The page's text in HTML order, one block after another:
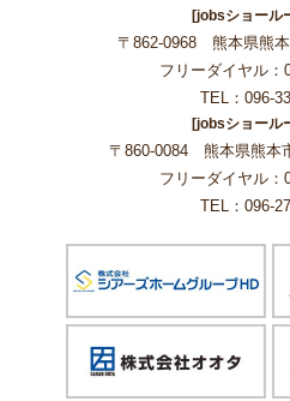
[jobsショール
〒862-0968 熊本県熊
フリーダイヤル：
TEL：096-
[jobsショール
〒860-0084 熊本県熊本
フリーダイヤル：
TEL：096-